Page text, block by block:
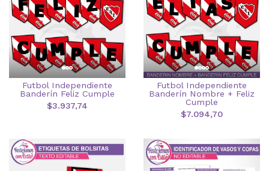
Futbol Independiente
Banderín Feliz Cumple
$3.937,74
Futbol Independiente
Banderín Nombre + Feliz
Cumple
$7.094,70